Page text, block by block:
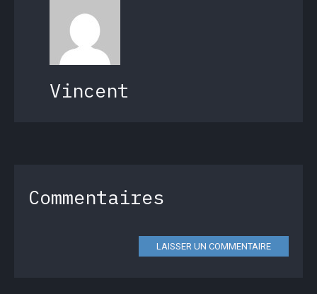
Vincent
Commentaires
LAISSER UN COMMENTAIRE